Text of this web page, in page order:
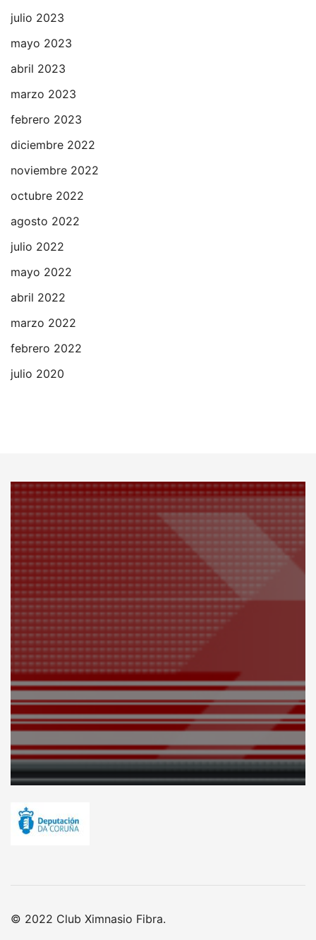
julio 2023
mayo 2023
abril 2023
marzo 2023
febrero 2023
diciembre 2022
noviembre 2022
octubre 2022
agosto 2022
julio 2022
mayo 2022
abril 2022
marzo 2022
febrero 2022
julio 2020
© 2022 Club Ximnasio Fibra.